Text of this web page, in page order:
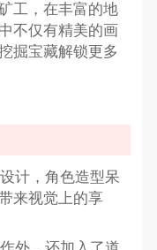
工，在丰富的地
不仅有精美的画
掘宝藏解锁更多
计，角色造型呆
来视觉上的享